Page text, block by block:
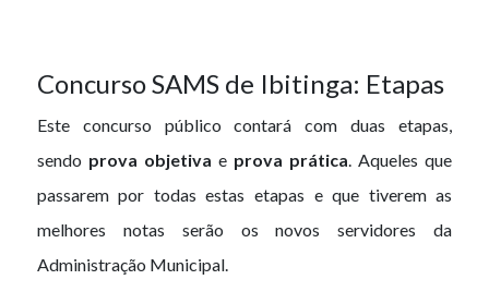
Concurso SAMS de Ibitinga: Etapas
Este concurso público contará com duas etapas,
sendo prova objetiva e prova prática. Aqueles que
passarem por todas estas etapas e que tiverem as
melhores notas serão os novos servidores da
Administração Municipal.